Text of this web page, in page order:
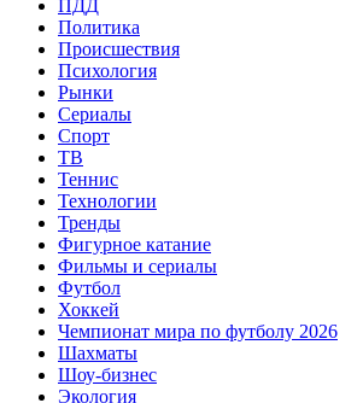
ПДД
Политика
Происшествия
Психология
Рынки
Сериалы
Спорт
ТВ
Теннис
Технологии
Тренды
Фигурное катание
Фильмы и сериалы
Футбол
Хоккей
Чемпионат мира по футболу 2026
Шахматы
Шоу-бизнес
Экология